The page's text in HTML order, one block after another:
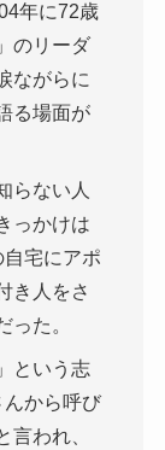
年に72歳
のリーダ
ながらに
る場面が
らない人
っかけは
宅にアポ
き人をさ
った。
という志
から呼び
言われ、